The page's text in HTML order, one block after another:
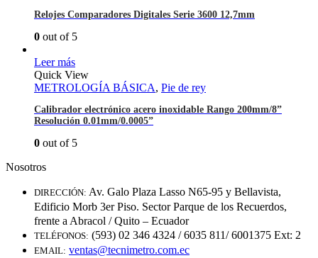
Relojes Comparadores Digitales Serie 3600 12,7mm
0 out of 5
Leer más
Quick View
METROLOGÍA BÁSICA, Pie de rey
Calibrador electrónico acero inoxidable Rango 200mm/8”
Resolución 0.01mm/0.0005”
0 out of 5
Nosotros
DIRECCIÓN: Av. Galo Plaza Lasso N65-95 y Bellavista,
Edificio Morb 3er Piso. Sector Parque de los Recuerdos,
frente a Abracol / Quito – Ecuador
TELÉFONOS: (593) 02 346 4324 / 6035 811/ 6001375 Ext: 2
EMAIL: ventas@tecnimetro.com.ec